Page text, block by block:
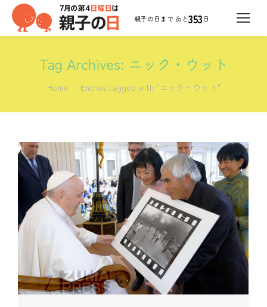
353日
Tag Archives: ニック・ウット
You are here:
Home Entries tagged with "ニック・ウット"